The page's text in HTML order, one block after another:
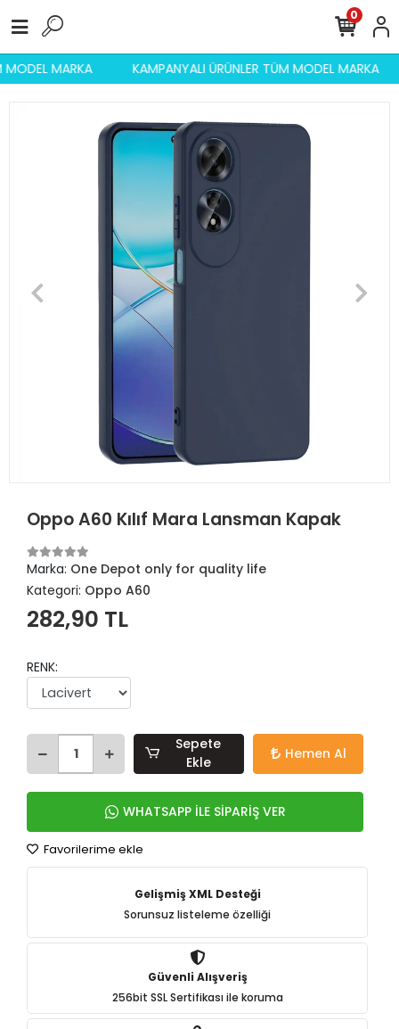
MODEL MARKA KAMPANYALI ÜRÜNLER TÜM MODEL MARKA
0
Oppo A60 Kılıf Mara Lansman Kapak
Marka: One Depot only for quality life
Kategori: Oppo A60
282,90 TL
RENK:
Sepete
Ekle
Hemen Al
WHATSAPP İLE SİPARİŞ VER
Favorilerime ekle
Gelişmiş XML Desteği
Sorunsuz listeleme özelliği
Güvenli Alışveriş
256bit SSL Sertifikası ile koruma